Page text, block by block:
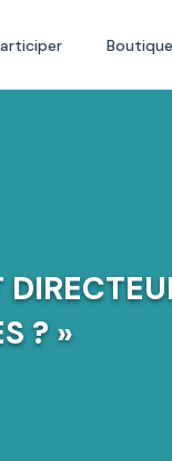
Boutique
? »